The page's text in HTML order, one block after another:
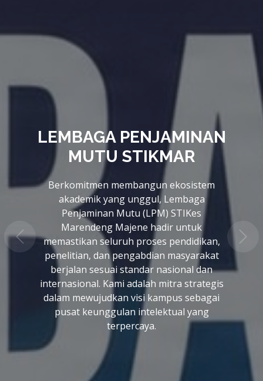
LEMBAGA PENJAMINAN
MUTU STIKMAR
Berkomitmen membangun ekosistem
akademik yang unggul, Lembaga
Penjaminan Mutu (LPM) STIKes
Marendeng Majene hadir untuk
memastikan seluruh proses pendidikan,
penelitian, dan pengabdian masyarakat
berjalan sesuai standar nasional dan
internasional. Kami adalah mitra strategis
dalam mewujudkan visi kampus sebagai
pusat keunggulan intelektual yang
terpercaya.